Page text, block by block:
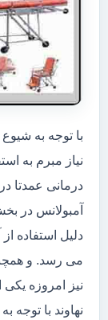
با توجه به شیوع
نیاز مبرم به
درمانی عمدتا
آمبولانس در
دلیل استفاده
می رسد. و
نیز امروزه
نهاوند با توجه